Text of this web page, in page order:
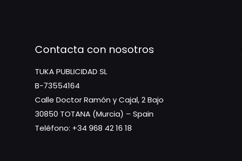
Contacta con nosotros
TUKA PUBLICIDAD SL
B-73554164
Calle Doctor Ramón y Cajal, 2 Bajo
30850 TOTANA (Murcia) – Spain
Teléfono: +34 968 42 16 18